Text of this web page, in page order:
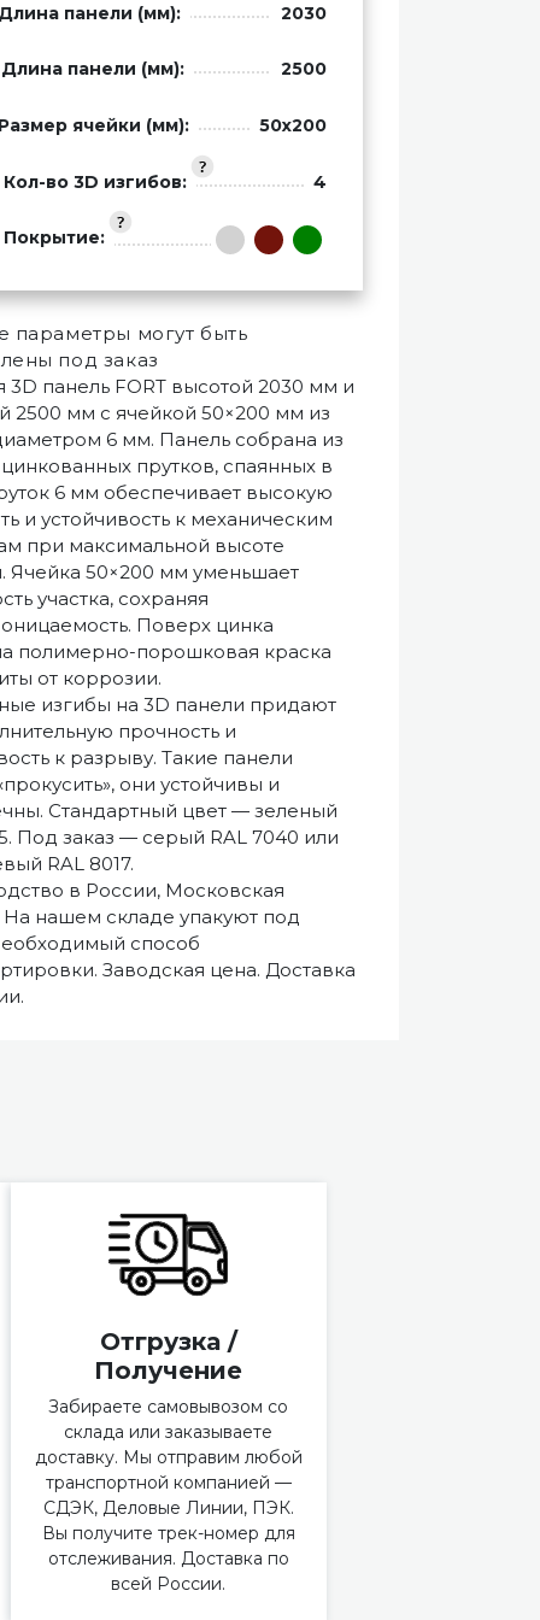
панели (мм): 2030
Длина панели (мм): 2500
ячейки (мм): 50x200
Кол-во 3D изгибов: 4
Покрытие:
параметры могут быть
под заказ
3D панель FORT высотой 2030 мм и
2500 мм с ячейкой 50×200 мм из
6 мм. Панель собрана из
прутков, спаянных в
6 мм обеспечивает высокую
и устойчивость к механическим
при максимальной высоте
Ячейка 50×200 мм уменьшает
участка, сохраняя
Поверх цинка
полимерно-порошковая краска
от коррозии.
изгибы на 3D панели придают
прочность и
к разрыву. Такие панели
они устойчивы и
Стандартный цвет — зеленый
Под заказ — серый RAL 7040 или
RAL 8017.
в России, Московская
На нашем складе упакуют под
способ
Заводская цена. Доставка
Отгрузка /
Получение
Забираете самовывозом со
склада или заказываете
доставку. Мы отправим любой
транспортной компанией —
СДЭК, Деловые Линии, ПЭК.
Вы получите трек-номер для
отслеживания. Доставка по
всей России.